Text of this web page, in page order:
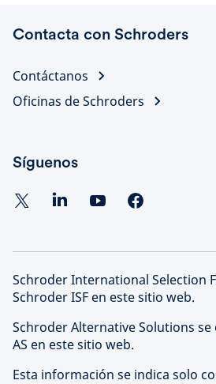
Contacta con Schroders
Contáctanos
Oficinas de Schroders
Síguenos
Schroder International Selection
Schroder ISF en este sitio web.
Schroder Alternative Solutions
AS en este sitio web.
Esta información se indica solo